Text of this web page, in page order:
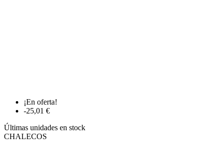
¡En oferta!
-25,01 €
Últimas unidades en stock
CHALECOS